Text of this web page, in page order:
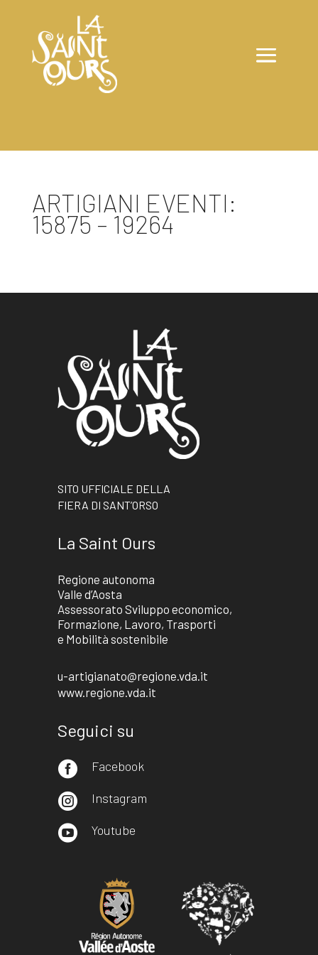
ARTIGIANI EVENTI:
15875 – 19264
SITO UFFICIALE DELLA
FIERA DI SANT’ORSO
La Saint Ours
Regione autonoma
Valle d’Aosta
Assessorato Sviluppo economico,
Formazione, Lavoro, Trasporti
e Mobilità sostenibile
u-artigianato@regione.vda.it
www.regione.vda.it
Seguici su
 Facebook
 Instagram
 Youtube